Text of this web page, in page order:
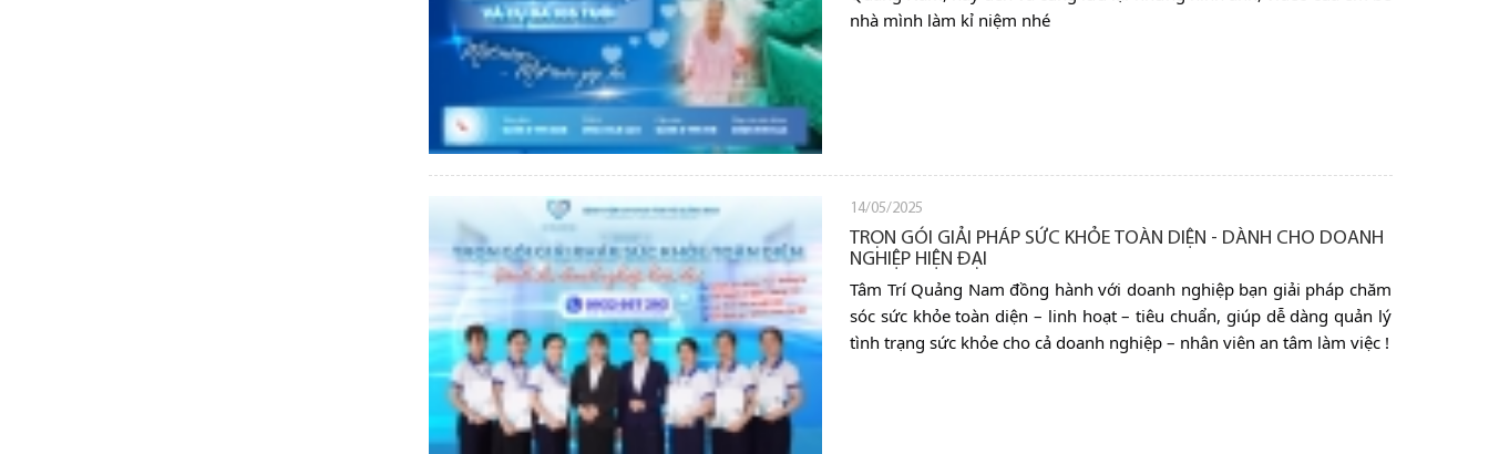
nhà mình làm kỉ niệm nhé
14/05/2025
TRỌN GÓI GIẢI PHÁP SỨC KHỎE TOÀN DIỆN - DÀNH CHO DOANH
NGHIỆP HIỆN ĐẠI
Tâm Trí Quảng Nam đồng hành với doanh nghiệp bạn giải pháp chăm
sóc sức khỏe toàn diện – linh hoạt – tiêu chuẩn, giúp dễ dàng quản lý
tình trạng sức khỏe cho cả doanh nghiệp – nhân viên an tâm làm việc !